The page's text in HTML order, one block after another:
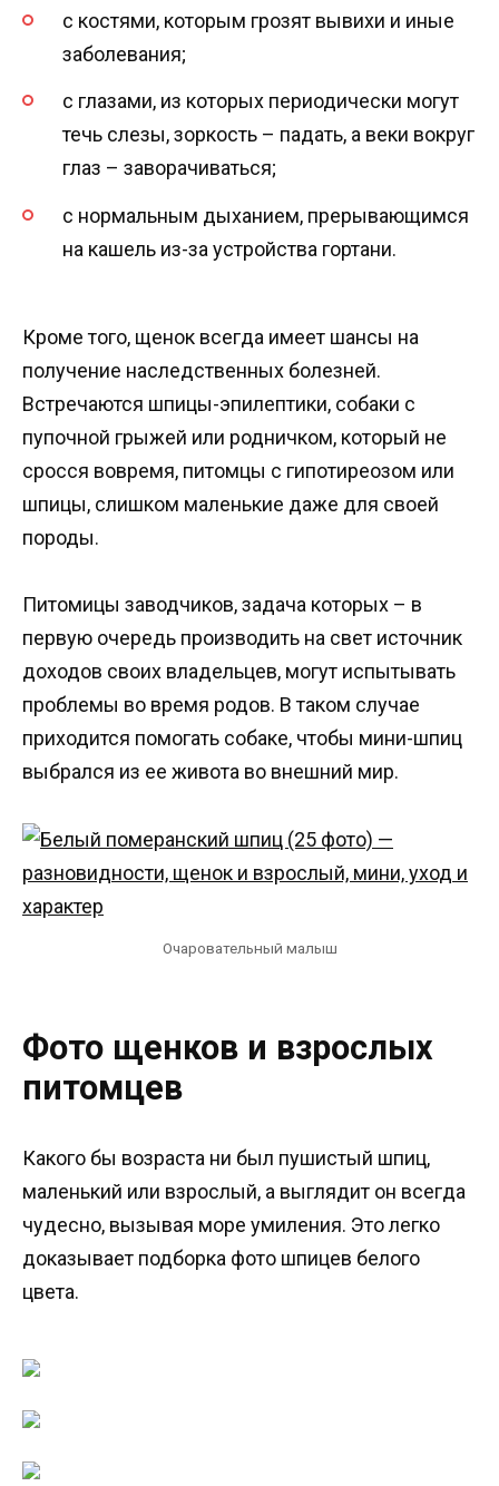
с костями, которым грозят вывихи и иные
заболевания;
с глазами, из которых периодически могут
течь слезы, зоркость – падать, а веки вокруг
глаз – заворачиваться;
с нормальным дыханием, прерывающимся
на кашель из-за устройства гортани.
Кроме того, щенок всегда имеет шансы на
получение наследственных болезней.
Встречаются шпицы-эпилептики, собаки с
пупочной грыжей или родничком, который не
сросся вовремя, питомцы с гипотиреозом или
шпицы, слишком маленькие даже для своей
породы.
Питомицы заводчиков, задача которых – в
первую очередь производить на свет источник
доходов своих владельцев, могут испытывать
проблемы во время родов. В таком случае
приходится помогать собаке, чтобы мини-шпиц
выбрался из ее живота во внешний мир.
Очаровательный малыш
Фото щенков и взрослых
питомцев
Какого бы возраста ни был пушистый шпиц,
маленький или взрослый, а выглядит он всегда
чудесно, вызывая море умиления. Это легко
доказывает подборка фото шпицев белого
цвета.